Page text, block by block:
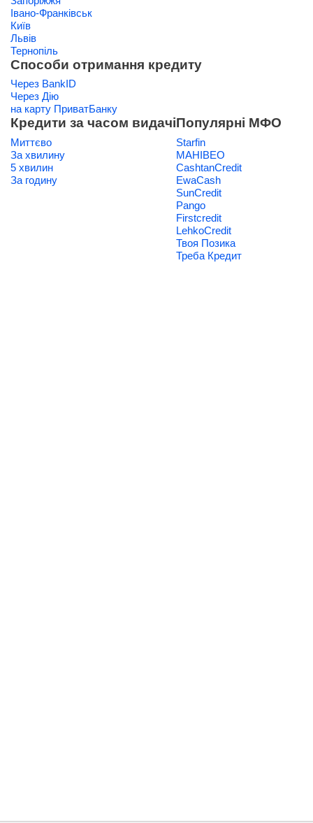
Івано-Франківськ
Київ
Львів
Тернопіль
Способи отримання кредиту
Через BankID
Через Дію
на карту ПриватБанку
Кредити за часом видачі
Миттєво
За хвилину
5 хвилин
За годину
Популярні МФО
Starfin
МАНІВЕО
CashtanCredit
EwaCash
SunCredit
Pango
Firstcredit
LehkoCredit
Твоя Позика
Треба Кредит